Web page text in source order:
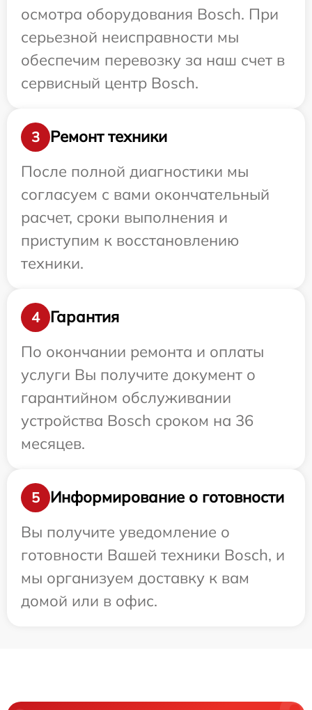
осмотра оборудования Bosch. При
серьезной неисправности мы
обеспечим перевозку за наш счет в
сервисный центр Bosch.
3
Ремонт техники
После полной диагностики мы
согласуем с вами окончательный
расчет, сроки выполнения и
приступим к восстановлению
техники.
4
Гарантия
По окончании ремонта и оплаты
услуги Вы получите документ о
гарантийном обслуживании
устройства Bosch сроком на 36
месяцев.
5
Информирование о готовности
Вы получите уведомление о
готовности Вашей техники Bosch, и
мы организуем доставку к вам
домой или в офис.